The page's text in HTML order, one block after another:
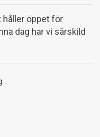
öppet för
dag har vi särskild